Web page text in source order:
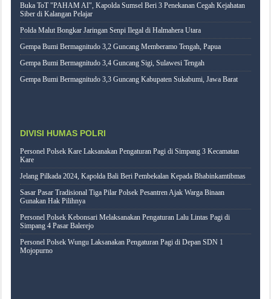
Buka ToT "PAHAM AI", Kapolda Sumsel Beri 3 Penekanan Cegah Kejahatan
Siber di Kalangan Pelajar
Polda Malut Bongkar Jaringan Senpi Ilegal di Halmahera Utara
Gempa Bumi Bermagnitudo 3,2 Guncang Memberamo Tengah, Papua
Gempa Bumi Bermagnitudo 3,4 Guncang Sigi, Sulawesi Tengah
Gempa Bumi Bermagnitudo 3,3 Guncang Kabupaten Sukabumi, Jawa Barat
DIVISI HUMAS POLRI
Personel Polsek Kare Laksanakan Pengaturan Pagi di Simpang 3 Kecamatan
Kare
Jelang Pilkada 2024, Kapolda Bali Beri Pembekalan Kepada Bhabinkamtibmas
Sasar Pasar Tradisional Tiga Pilar Polsek Pesantren Ajak Warga Binaan
Gunakan Hak Pilihnya
Personel Polsek Kebonsari Melaksanakan Pengaturan Lalu Lintas Pagi di
Simpang 4 Pasar Balerejo
Personel Polsek Wungu Laksanakan Pengaturan Pagi di Depan SDN 1
Mojopurno